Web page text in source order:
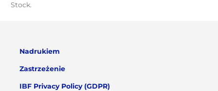
Stock.
Nadrukiem
Zastrzeżenie
IBF Privacy Policy (GDPR)